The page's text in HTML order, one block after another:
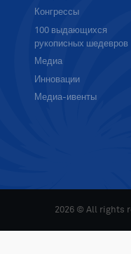
Конгрессы
100 выдающихся
рукописных шедевров
Медиа
Инновации
Медиа-ивенты
2026 © All rights